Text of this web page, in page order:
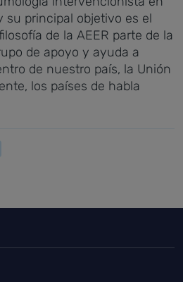
su principal objetivo es el
de la AEER parte de la
de apoyo y ayuda a
de nuestro país, la Unión
los países de habla
página